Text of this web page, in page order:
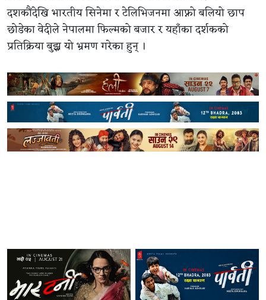
दशकौंदेखि भारतीय सिनेमा र टेलिभिजनमा आफ्नो बलियो छाप
छोडेका वेदीले नेपालमा फिल्मको बजार र यहाँका दर्शकको
प्रतिक्रिया बुझ्न यो भ्रमण गरेका हुन् ।